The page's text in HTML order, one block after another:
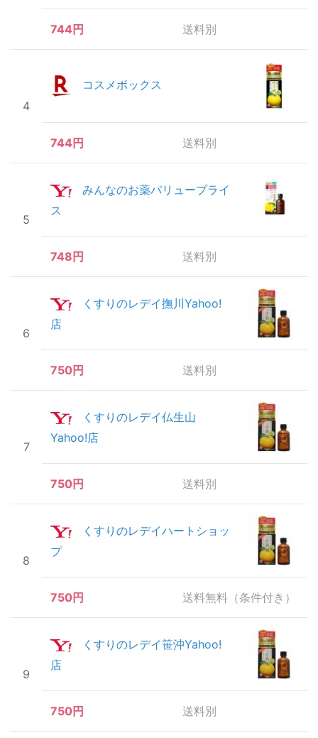
744円 送料別
4
コスメボックス
744円 送料別
5
みんなのお薬バリュープライ
ス
748円 送料別
6
くすりのレデイ撫川Yahoo!
店
750円 送料別
7
くすりのレデイ仏生山
Yahoo!店
750円 送料別
8
くすりのレデイハートショッ
プ
750円 送料無料（条件付き）
9
くすりのレデイ笹沖Yahoo!
店
750円 送料別